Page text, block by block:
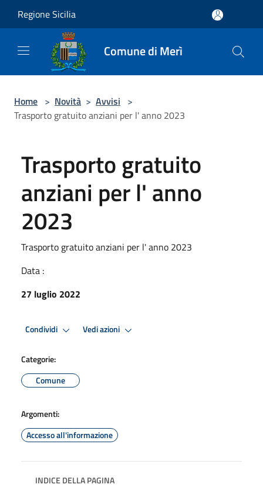
Regione Sicilia
Comune di Merì
Home > Novità > Avvisi >
Trasporto gratuito anziani per l' anno 2023
Trasporto gratuito
anziani per l' anno
2023
Trasporto gratuito anziani per l' anno 2023
Data :
27 luglio 2022
Condividi Vedi azioni
Categorie:
Comune
Argomenti:
Accesso all'informazione
INDICE DELLA PAGINA